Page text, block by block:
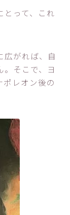
とって、これ
広がれば、自
。そこで、ヨ
ポレオン後の